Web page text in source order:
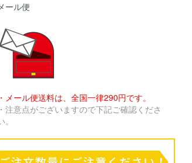
ール便
・メール便送料は、全国一律290円です。
・注意点がございますので下記ご確認くださ
。